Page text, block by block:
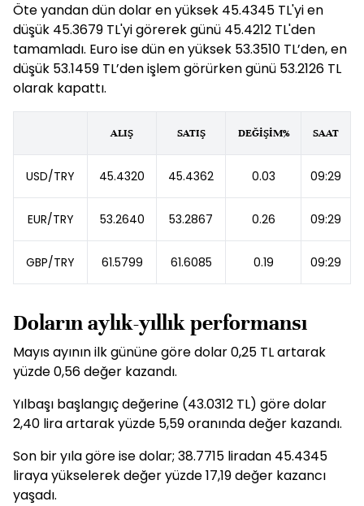
Öte yandan dün dolar en yüksek 45.4345 TL'yi en
düşük 45.3679 TL'yi görerek günü 45.4212 TL'den
tamamladı. Euro ise dün en yüksek 53.3510 TL’den, en
düşük 53.1459 TL’den işlem görürken günü 53.2126 TL
olarak kapattı.
ALIŞ SATIŞ DEĞİŞİM% SAAT
USD/TRY 45.4320 45.4362 0.03 09:29
EUR/TRY 53.2640 53.2867 0.26 09:29
GBP/TRY 61.5799 61.6085 0.19 09:29
Doların aylık-yıllık performansı
Mayıs ayının ilk gününe göre dolar 0,25 TL artarak
yüzde 0,56 değer kazandı.
Yılbaşı başlangıç değerine (43.0312 TL) göre dolar
2,40 lira artarak yüzde 5,59 oranında değer kazandı.
Son bir yıla göre ise dolar; 38.7715 liradan 45.4345
liraya yükselerek değer yüzde 17,19 değer kazancı
yaşadı.